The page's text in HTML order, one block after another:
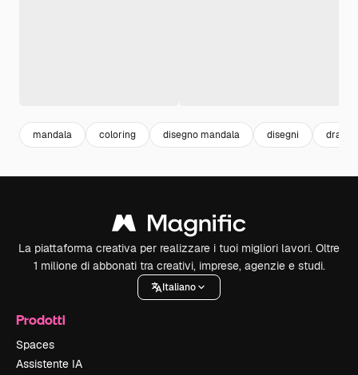
mandala coloring disegno mandala disegni
La piattaforma creativa per realizzare i tuoi migliori lavori. Oltre
1 milione di abbonati tra creativi, imprese, agenzie e studi.
Italiano
Prodotti
Spaces
Assistente IA